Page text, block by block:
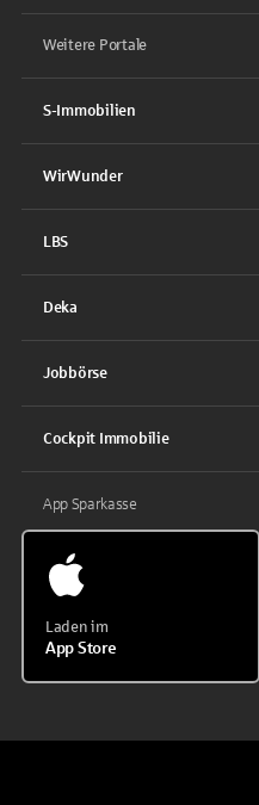
Weitere Portale
S-Immobilien
WirWunder
LBS
Deka
Jobbörse
Cockpit Immobilie
App Sparkasse
Laden im
App Store